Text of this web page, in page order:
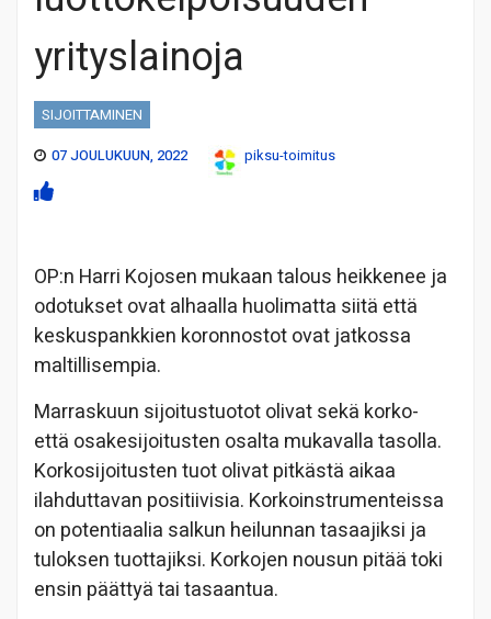
yrityslainoja
SIJOITTAMINEN
07 JOULUKUUN, 2022
piksu-toimitus
OP:n Harri Kojosen mukaan talous heikkenee ja
odotukset ovat alhaalla huolimatta siitä että
keskuspankkien koronnostot ovat jatkossa
maltillisempia.
Marraskuun sijoitustuotot olivat sekä korko-
että osakesijoitusten osalta mukavalla tasolla.
Korkosijoitusten tuot olivat pitkästä aikaa
ilahduttavan positiivisia. Korkoinstrumenteissa
on potentiaalia salkun heilunnan tasaajiksi ja
tuloksen tuottajiksi. Korkojen nousun pitää toki
ensin päättyä tai tasaantua.